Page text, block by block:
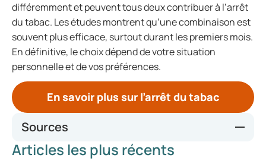
différemment et peuvent tous deux contribuer à l’arrêt
du tabac. Les études montrent qu’une combinaison est
souvent plus efficace, surtout durant les premiers mois.
En définitive, le choix dépend de votre situation
personnelle et de vos préférences.
En savoir plus sur l’arrêt du tabac
Sources
Effectiveness of different forms of nicotine replacement
Articles les plus récents